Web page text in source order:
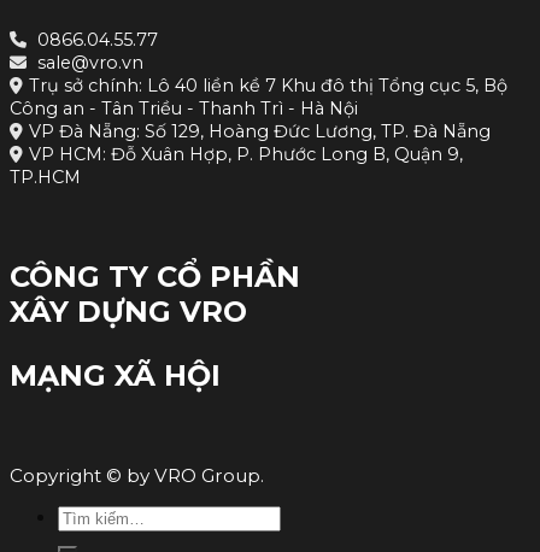
0866.04.55.77
sale@vro.vn
Trụ sở chính: Lô 40 liền kề 7 Khu đô thị Tổng cục 5, Bộ
Công an - Tân Triều - Thanh Trì - Hà Nội
VP Đà Nẵng: Số 129, Hoàng Đức Lương, TP. Đà Nẵng
VP HCM: Đỗ Xuân Hợp, P. Phước Long B, Quận 9,
TP.HCM
CÔNG TY CỔ PHẦN
XÂY DỰNG VRO
MẠNG XÃ HỘI
Copyright © by VRO Group.
Tìm
kiếm: